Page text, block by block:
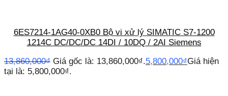
6ES7214-1AG40-0XB0 Bộ vi xử lý SIMATIC S7-1200
1214C DC/DC/DC 14DI / 10DQ / 2AI Siemens
13,860,000₫ Giá gốc là: 13,860,000₫.5,800,000₫Giá hiện
tại là: 5,800,000₫.